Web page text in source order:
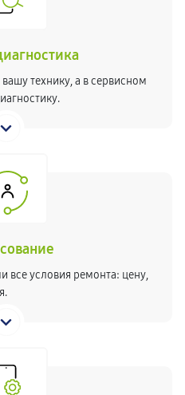
технику, а в сервисном
все условия ремонта: цену,